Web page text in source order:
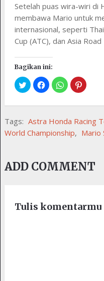
Setelah puas wira-wiri di
membawa Mario untuk
internasional, seperti
Cup (ATC), dan Asia
Bagikan ini:
Tags: Astra Honda Racing
World Championship, Mario
ADD COMMENT
Tulis komentarmu